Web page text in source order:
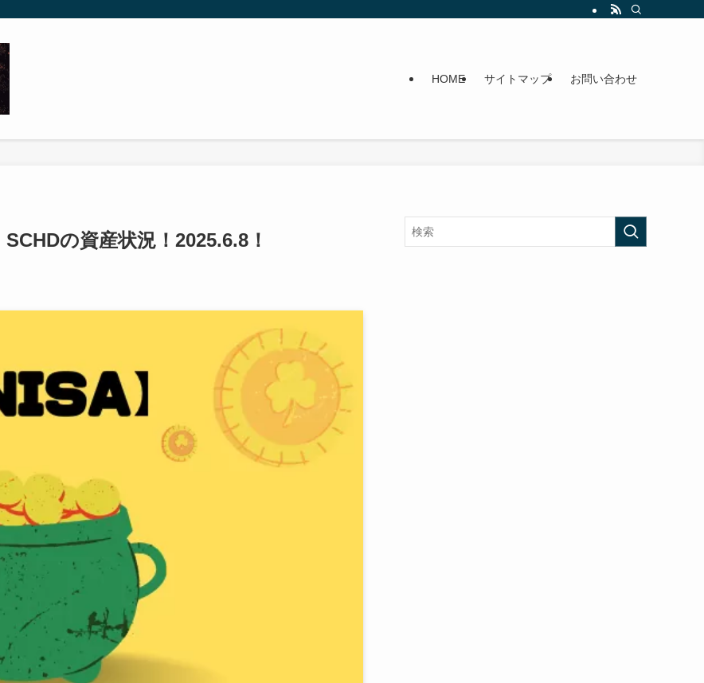
HOME サイトマップ お問い合わせ
の資産状況！2025.6.8！